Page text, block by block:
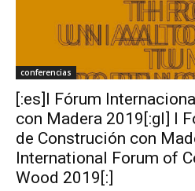
conferencias
[:es]I Fórum
con Madera 2019[:gl] I
de Construción con
International Forum of
Wood 2019[:]